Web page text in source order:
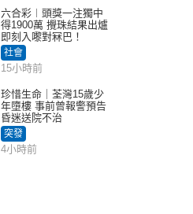
六合彩︱頭獎一注獨中
得1900萬 攪珠結果出爐
即刻入嚟對冧巴！
社會
15小時前
珍惜生命｜荃灣15歲少
年墮樓 事前曾報警預告
昏迷送院不治
突發
4小時前